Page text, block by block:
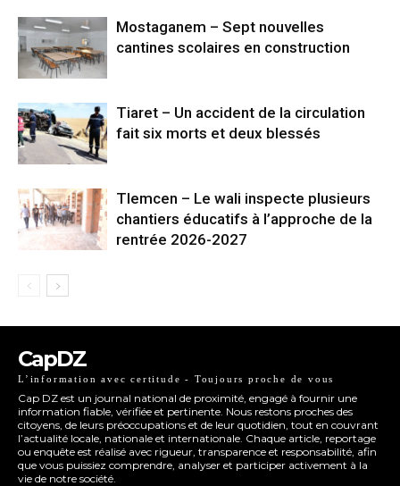
Mostaganem – Sept nouvelles
cantines scolaires en construction
Tiaret – Un accident de la circulation
fait six morts et deux blessés
Tlemcen – Le wali inspecte plusieurs
chantiers éducatifs à l’approche de la
rentrée 2026-2027
CapDZ
L’information avec certitude - Toujours proche de vous
Cap DZ est un journal national de proximité, engagé à fournir une
information fiable, vérifiée et pertinente. Nous restons proches des
citoyens, de leurs préoccupations et de leur quotidien, tout en couvrant
l’actualité locale, nationale et internationale. Chaque article, reportage
ou enquête est réalisé avec rigueur, transparence et responsabilité, afin
que vous puissiez comprendre, analyser et participer activement à la
vie de notre société.